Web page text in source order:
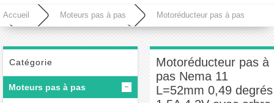
Accueil Moteurs pas à pas Motoréducteur pas à pas
Motoréducteur planétaire économique Motoréducteur pas à pas Nema 11
L=52mm 0,49 degrés 1,5A 4,2V avec arbre arrière & 4:1 réducteur planétaire
Catégorie
Moteurs pas à pas
Motoréducteur pas à
pas Nema 11
L=52mm 0,49 degrés